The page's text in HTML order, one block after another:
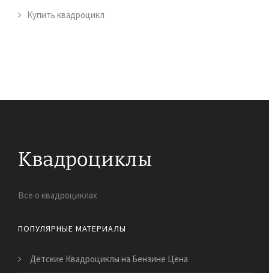
Купить квадроцикл
Все о квадроциклах
ПОПУЛЯРНЫЕ МАТЕРИАЛЫ
Детские Квадроциклы на Бензине Цена